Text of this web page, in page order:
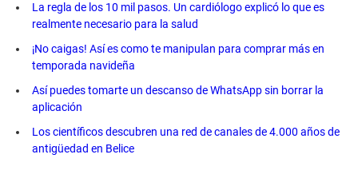
La regla de los 10 mil pasos. Un cardiólogo explicó lo que es
realmente necesario para la salud
¡No caigas! Así es como te manipulan para comprar más en
temporada navideña
Así puedes tomarte un descanso de WhatsApp sin borrar la
aplicación
Los científicos descubren una red de canales de 4.000 años de
antigüedad en Belice